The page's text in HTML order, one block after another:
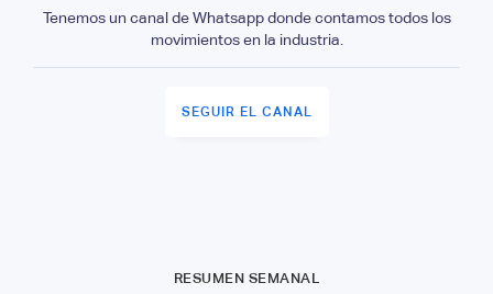
Tenemos un canal de Whatsapp donde contamos todos los
movimientos en la industria.
SEGUIR EL CANAL
RESUMEN SEMANAL